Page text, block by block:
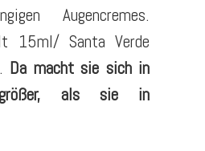
Augencremes.
15ml/ Santa Verde
Da macht sie sich in
größer, als sie in